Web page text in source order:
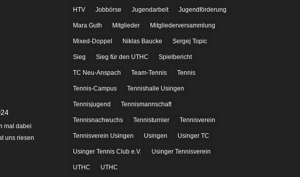
mal dabei
uns riesen
HTV Jobbörse Jugendarbeit Jugendförderung
Mara Guth Mitglieder Mitgliederversammlung
Mixed-Doppel Niklas Baucke Sergej Topic
Sieg Sieg für den UTHC Spielbericht
TC Neu-Anspach Team-Tennis Tennis
Tennis-Campus Tennishalle Usingen
Tennisjugend Tennismannschaft
Tennisnachwuchs Tennisturnier Tennisverein
Tennisverein Usingen Usingen Usinger TC
Usinger Tennis Club e.V. Usinger Tennisverein
UTHC UTHC